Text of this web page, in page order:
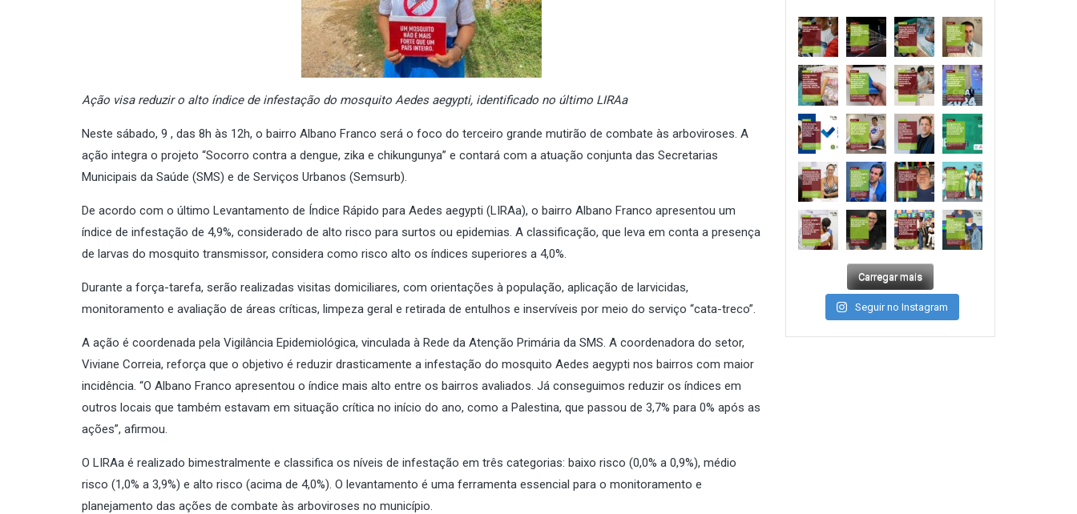
Ação visa reduzir o alto índice de infestação do mosquito Aedes aegypti, identificado no último LIRAa
Neste sábado, 9 , das 8h às 12h, o bairro Albano Franco será o foco do terceiro grande mutirão de combate às arboviroses. A
ação integra o projeto “Socorro contra a dengue, zika e chikungunya” e contará com a atuação conjunta das Secretarias
Municipais da Saúde (SMS) e de Serviços Urbanos (Semsurb).
De acordo com o último Levantamento de Índice Rápido para Aedes aegypti (LIRAa), o bairro Albano Franco apresentou um
índice de infestação de 4,9%, considerado de alto risco para surtos ou epidemias. A classificação, que leva em conta a presença
de larvas do mosquito transmissor, considera como risco alto os índices superiores a 4,0%.
Durante a força-tarefa, serão realizadas visitas domiciliares, com orientações à população, aplicação de larvicidas,
monitoramento e avaliação de áreas críticas, limpeza geral e retirada de entulhos e inservíveis por meio do serviço “cata-treco”.
A ação é coordenada pela Vigilância Epidemiológica, vinculada à Rede da Atenção Primária da SMS. A coordenadora do setor,
Viviane Correia, reforça que o objetivo é reduzir drasticamente a infestação do mosquito Aedes aegypti nos bairros com maior
incidência. “O Albano Franco apresentou o índice mais alto entre os bairros avaliados. Já conseguimos reduzir os índices em
outros locais que também estavam em situação crítica no início do ano, como a Palestina, que passou de 3,7% para 0% após as
ações”, afirmou.
O LIRAa é realizado bimestralmente e classifica os níveis de infestação em três categorias: baixo risco (0,0% a 0,9%), médio
risco (1,0% a 3,9%) e alto risco (acima de 4,0%). O levantamento é uma ferramenta essencial para o monitoramento e
planejamento das ações de combate às arboviroses no município.
Carregar mais
Seguir no Instagram